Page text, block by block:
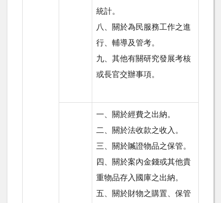
統計。
八、關於為民服務工作之進
行、輔導及管考。
九、其他有關研究發展考核
或長官交辦事項。
一、關於經費之出納。
二、關於法收款之收入。
三、關於贓證物品之保管。
四、關於案內金錢或其他貴
重物品存入國庫之出納。
五、關於財物之購置、保管